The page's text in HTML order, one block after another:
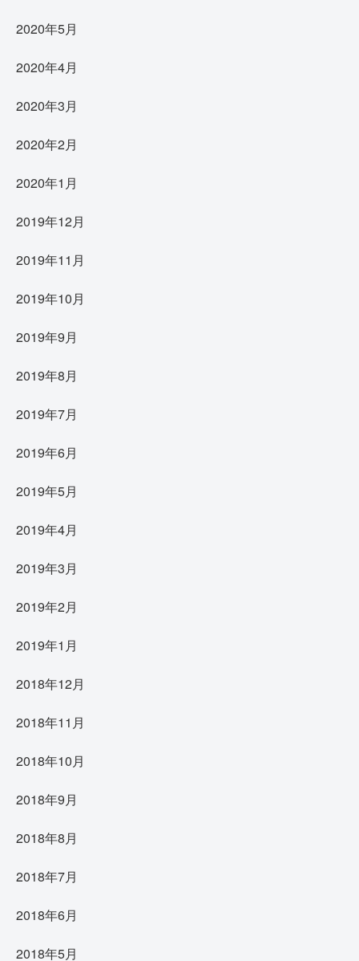
2020年5月
2020年4月
2020年3月
2020年2月
2020年1月
2019年12月
2019年11月
2019年10月
2019年9月
2019年8月
2019年7月
2019年6月
2019年5月
2019年4月
2019年3月
2019年2月
2019年1月
2018年12月
2018年11月
2018年10月
2018年9月
2018年8月
2018年7月
2018年6月
2018年5月